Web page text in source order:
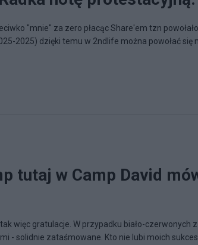
"mnie" za zero płacąc Share'em tzn
2025) dzięki temu w 2ndlife można powołać się
tutaj w Camp David
więc gratulacje. W przypadku biało-czerwonych z
- solidnie zataśmowane. Kto nie lubi moich